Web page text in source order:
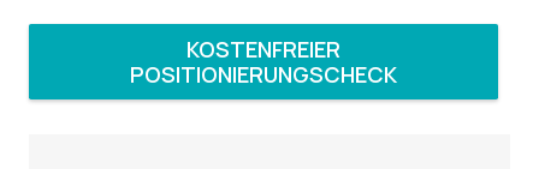
KOSTENFREIER
POSITIONIERUNGSCHECK